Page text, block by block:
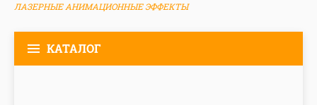
ЛАЗЕРНЫЕ АНИМАЦИОННЫЕ ЭФФЕКТЫ
КАТАЛОГ